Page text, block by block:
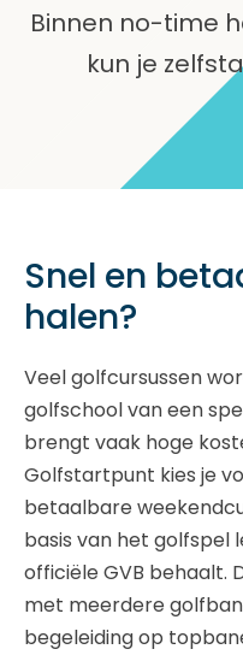
Binnen no-time
kun je
Snel en
halen?
Veel golfcursussen
golfschool van een
brengt vaak hoge
Golfstartpunt kies je
betaalbare
basis van het golfspel
officiële GVB behaalt.
met meerdere
begeleiding op